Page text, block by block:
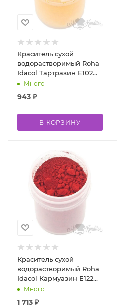
Краситель сухой
водорастворимый Roha
Idacol Тартразин E102
500 гр
Много
943 ₽
В КОРЗИНУ
Краситель сухой
водорастворимый Roha
Idacol Кармуазин E122
500 гр
Много
1 713 ₽